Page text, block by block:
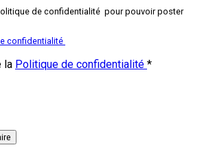
de confidentialité pour pouvoir poster
confidentialité
la Politique de confidentialité *